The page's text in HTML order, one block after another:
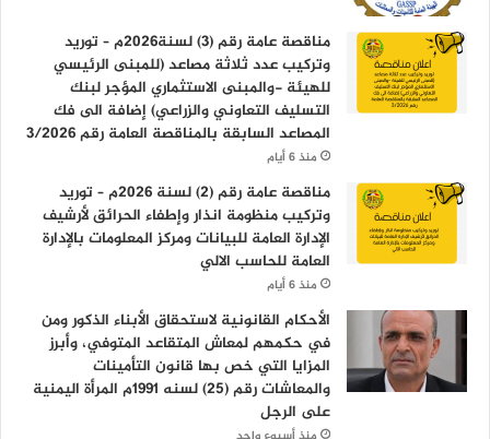
مناقصة عامة رقم (3) لسنة2026م – توريد
وتركيب عدد ثلاثة مصاعد (للمبنى الرئيسي
للهيئة -والمبنى الاستثماري المؤجر لبنك
التسليف التعاوني والزراعي) إضافة الى فك
المصاعد السابقة بالمناقصة العامة رقم 3/2026
منذ 6 أيام
مناقصة عامة رقم (2) لسنة 2026م – توريد
وتركيب منظومة انذار وإطفاء الحرائق لأرشيف
الإدارة العامة للبيانات ومركز المعلومات بالإدارة
العامة للحاسب الالي
منذ 6 أيام
الأحكام القانونية لاستحقاق الأبناء الذكور ومن
في حكمهم لمعاش المتقاعد المتوفي، وأبرز
المزايا التي خص بها قانون التأمينات
والمعاشات رقم (25) لسنه 1991م المرأة اليمنية
على الرجل